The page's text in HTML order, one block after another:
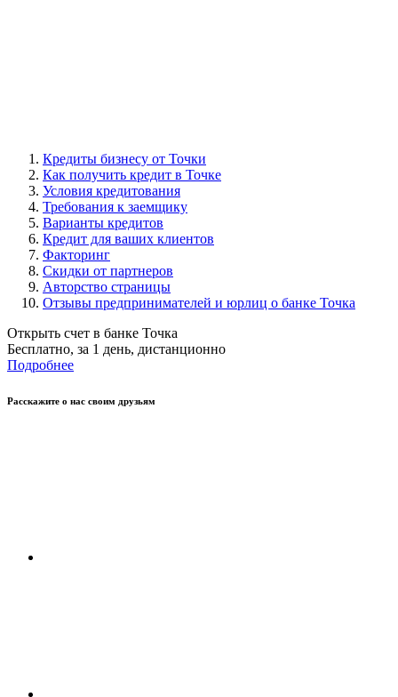
Кредиты бизнесу от Точки
Как получить кредит в Точке
Условия кредитования
Требования к заемщику
Варианты кредитов
Кредит для ваших клиентов
Факторинг
Скидки от партнеров
Авторство страницы
Отзывы предпринимателей и юрлиц о банке Точка
Открыть счет в банке Точка
Бесплатно, за 1 день, дистанционно
Подробнее
Расскажите о нас своим друзьям